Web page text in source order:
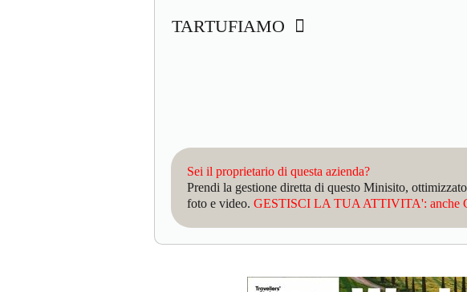
TARTUFIAMO
Sei il proprietario di questa azienda?
Prendi la gestione diretta di questo Minisito,
foto e video. GESTISCI LA TUA ATTIVITA': anche